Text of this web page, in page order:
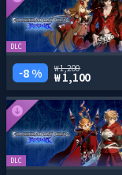
DLC
8 % 1,200
1,100
DLC